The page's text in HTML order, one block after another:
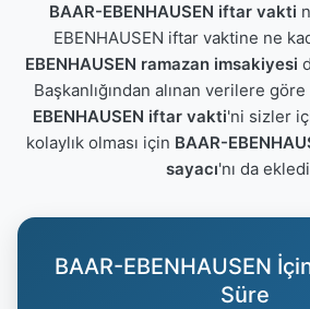
BAAR-EBENHAUSEN iftar vakti
EBENHAUSEN iftar vaktine ne
EBENHAUSEN ramazan imsakiyesi
Başkanlığından alınan verilere
EBENHAUSEN iftar vakti'ni sizler
kolaylık olması için BAAR-
sayacı'nı da
BAAR-EBENHAUSEN
Süre